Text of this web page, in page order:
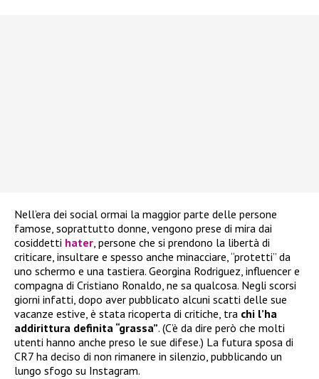
Nell’era dei social ormai la maggior parte delle persone
famose, soprattutto donne, vengono prese di mira dai
cosiddetti hater, persone che si prendono la libertà di
criticare, insultare e spesso anche minacciare, “protetti” da
uno schermo e una tastiera. Georgina Rodriguez, influencer e
compagna di Cristiano Ronaldo, ne sa qualcosa. Negli scorsi
giorni infatti, dopo aver pubblicato alcuni scatti delle sue
vacanze estive, è stata ricoperta di critiche, tra chi l’ha
addirittura definita “grassa”. (C’è da dire però che molti
utenti hanno anche preso le sue difese.) La futura sposa di
CR7 ha deciso di non rimanere in silenzio, pubblicando un
lungo sfogo su Instagram.